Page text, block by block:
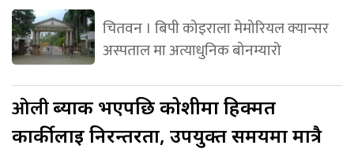
चितवन । बिपी कोइराला मेमोरियल क्यान्सर
अस्पताल मा अत्याधुनिक बोनम्यारो
ओलीब्याक भएपछि कोशीमा हिक्मत
कार्कीलाई निरन्तरता, उपयुक्त समयमा मात्रै